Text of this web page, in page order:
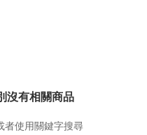
沒有相關商品
者使用關鍵字搜尋